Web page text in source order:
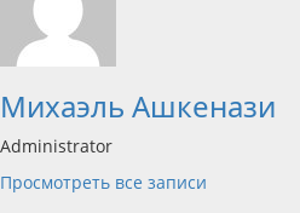
Михаэль Ашкенази
Administrator
Просмотреть все записи